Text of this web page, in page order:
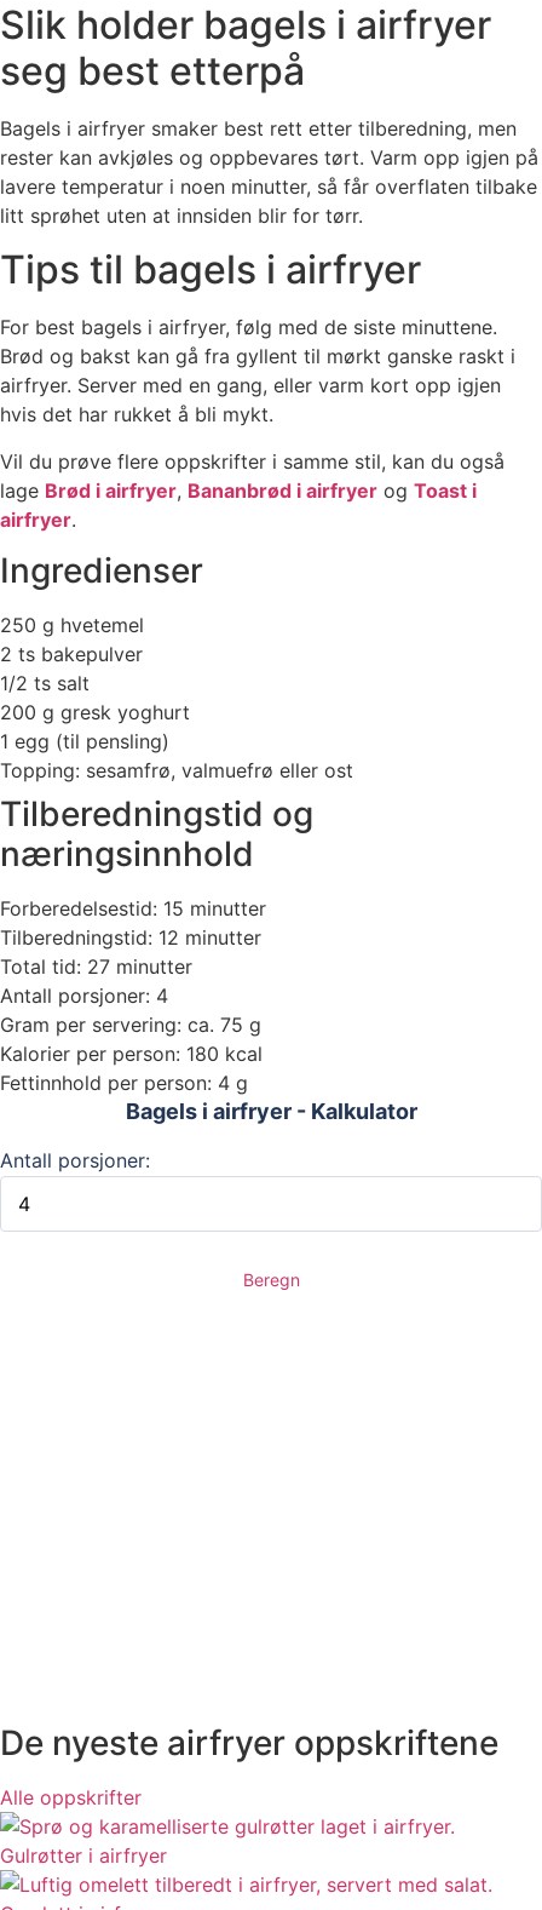
Slik holder bagels i airfryer
seg best etterpå
Bagels i airfryer smaker best rett etter tilberedning, men
rester kan avkjøles og oppbevares tørt. Varm opp igjen på
lavere temperatur i noen minutter, så får overflaten tilbake
litt sprøhet uten at innsiden blir for tørr.
Tips til bagels i airfryer
For best bagels i airfryer, følg med de siste minuttene.
Brød og bakst kan gå fra gyllent til mørkt ganske raskt i
airfryer. Server med en gang, eller varm kort opp igjen
hvis det har rukket å bli mykt.
Vil du prøve flere oppskrifter i samme stil, kan du også
lage Brød i airfryer, Bananbrød i airfryer og Toast i
airfryer.
Ingredienser
250 g hvetemel
2 ts bakepulver
1/2 ts salt
200 g gresk yoghurt
1 egg (til pensling)
Topping: sesamfrø, valmuefrø eller ost
Tilberedningstid og
næringsinnhold
Forberedelsestid: 15 minutter
Tilberedningstid: 12 minutter
Total tid: 27 minutter
Antall porsjoner: 4
Gram per servering: ca. 75 g
Kalorier per person: 180 kcal
Fettinnhold per person: 4 g
Bagels i airfryer - Kalkulator
Antall porsjoner:
Beregn
De nyeste airfryer oppskriftene
Alle oppskrifter
Gulrøtter i airfryer